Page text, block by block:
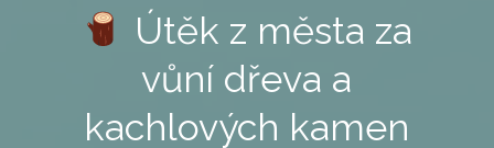
Útěk z města za
vůní dřeva a
kachlových kamen